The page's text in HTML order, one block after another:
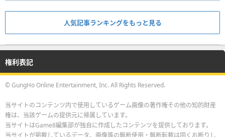
人気記事ランキングをもっと見る
権利表記
© GungHo Online Entertainment, Inc. All Rights Reserved.
当サイトのコンテンツ内で使用しているゲーム画像の著作権その他の知的財産
権は、当該ゲームの提供元に帰属しています。
当サイトはGame8編集部が独自に作成したコンテンツを提供しております。